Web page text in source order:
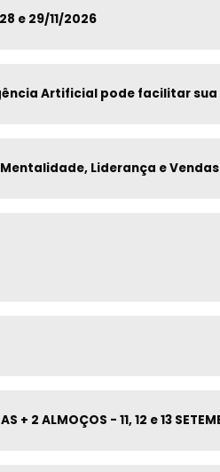
e 29/11/2026
Artificial pode facilitar
Liderança e Vendas
+ 2 ALMOÇOS - 11, 12 e 13